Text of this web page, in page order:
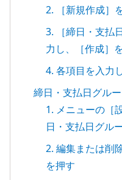
2. ［新規作成］
3. ［締日・支払
力し、［作成］
4. 各項目を入力
締日・支払日グル
1. メニューの［
日・支払日グル
2. 編集または削
を押す